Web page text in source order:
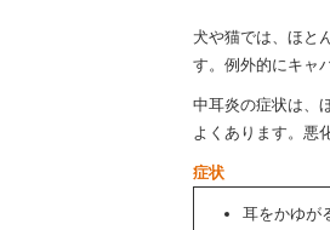
犬や猫では、ほと
す。例外的にキャ
中耳炎の症状は、
よくあります。悪
症状
耳をかゆが